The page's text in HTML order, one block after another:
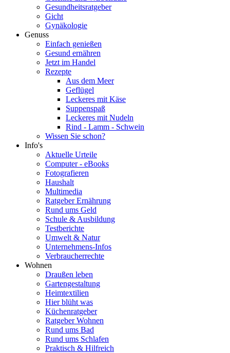
Gesundheitsratgeber
Gicht
Gynäkologie
Genuss
Einfach genießen
Gesund ernähren
Jetzt im Handel
Rezepte
Aus dem Meer
Geflügel
Leckeres mit Käse
Suppenspaß
Leckeres mit Nudeln
Rind - Lamm - Schwein
Wissen Sie schon?
Info's
Aktuelle Urteile
Computer - eBooks
Fotografieren
Haushalt
Multimedia
Ratgeber Ernährung
Rund ums Geld
Schule & Ausbildung
Testberichte
Umwelt & Natur
Unternehmens-Infos
Verbraucherrechte
Wohnen
Draußen leben
Gartengestaltung
Heimtextilien
Hier blüht was
Küchenratgeber
Ratgeber Wohnen
Rund ums Bad
Rund ums Schlafen
Praktisch & Hilfreich